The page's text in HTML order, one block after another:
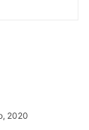
2020